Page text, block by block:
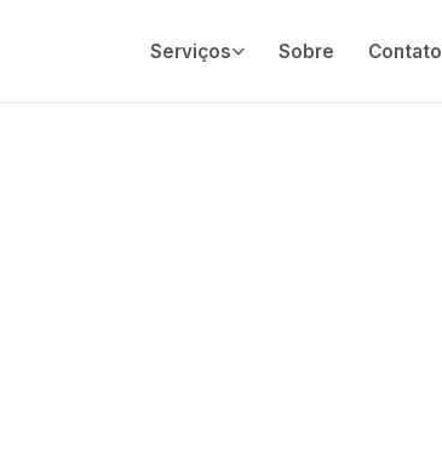
Serviços Sobre Contato